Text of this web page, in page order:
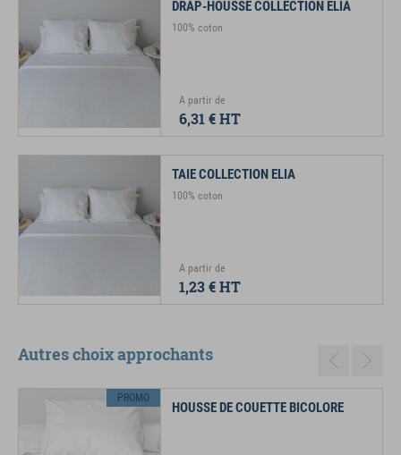
DRAP-HOUSSE COLLECTION ELIA
100% coton
A partir de
6,31 €HT
TAIE COLLECTION ELIA
100% coton
A partir de
1,23 €HT
Autres choix approchants
PROMO
HOUSSE DE COUETTE BICOLORE
PreviousNext